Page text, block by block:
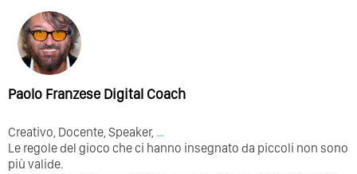
Paolo Franzese Digital Coach
Creativo, Docente, Speaker, …
Le regole del gioco che ci hanno insegnato da piccoli non sono
più valide.